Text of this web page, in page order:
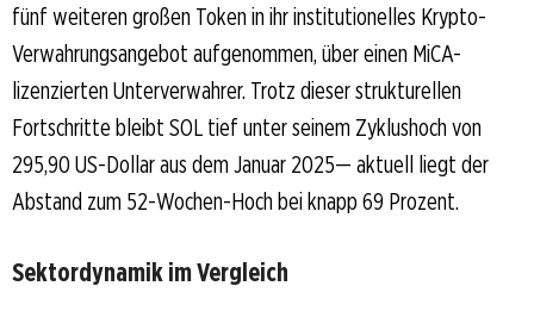
fünf weiteren großen Token in ihr institutionelles Krypto-
Verwahrungsangebot aufgenommen, über einen MiCA-
lizenzierten Unterverwahrer. Trotz dieser strukturellen
Fortschritte bleibt SOL tief unter seinem Zyklushoch von
295,90 US-Dollar aus dem Januar 2025— aktuell liegt der
Abstand zum 52-Wochen-Hoch bei knapp 69 Prozent.
Sektordynamik im Vergleich